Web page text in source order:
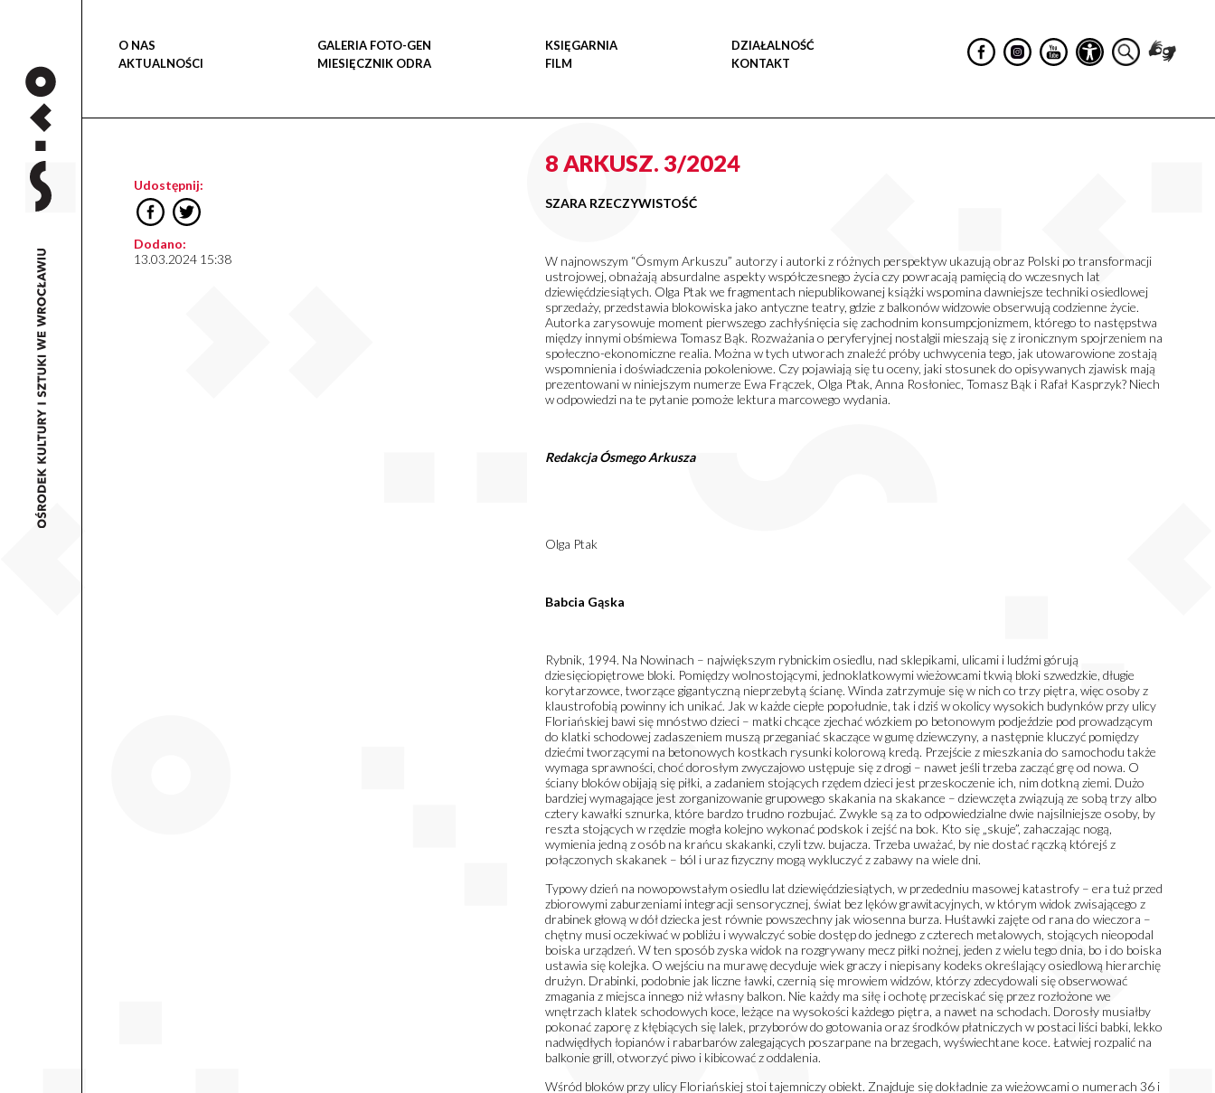
O NAS
AKTUALNOŚCI
GALERIA FOTO-GEN
MIESIĘCZNIK ODRA
KSIĘGARNIA
FILM
DZIAŁALNOŚĆ
KONTAKT
Udostępnij:
Dodano:
13.03.2024 15:38
8 ARKUSZ. 3/2024
SZARA RZECZYWISTOŚĆ
W najnowszym “Ósmym Arkuszu” autorzy i autorki z różnych perspektyw ukazują obraz Polski po transformacji
ustrojowej, obnażają absurdalne aspekty współczesnego życia czy powracają pamięcią do wczesnych lat
dziewięćdziesiątych. Olga Ptak we fragmentach niepublikowanej książki wspomina dawniejsze techniki osiedlowej
sprzedaży, przedstawia blokowiska jako antyczne teatry, gdzie z balkonów widzowie obserwują codzienne życie.
Autorka zarysowuje moment pierwszego zachłyśnięcia się zachodnim konsumpcjonizmem, którego to następstwa
między innymi obśmiewa Tomasz Bąk. Rozważania o peryferyjnej nostalgii mieszają się z ironicznym spojrzeniem na
społeczno-ekonomiczne realia. Można w tych utworach znaleźć próby uchwycenia tego, jak utowarowione zostają
wspomnienia i doświadczenia pokoleniowe. Czy pojawiają się tu oceny, jaki stosunek do opisywanych zjawisk mają
prezentowani w niniejszym numerze Ewa Frączek, Olga Ptak, Anna Rosłoniec, Tomasz Bąk i Rafał Kasprzyk? Niech
w odpowiedzi na te pytanie pomoże lektura marcowego wydania.
Redakcja Ósmego Arkusza
Olga Ptak
Babcia Gąska
Rybnik, 1994. Na Nowinach – największym rybnickim osiedlu, nad sklepikami, ulicami i ludźmi górują
dziesięciopiętrowe bloki. Pomiędzy wolnostojącymi, jednoklatkowymi wieżowcami tkwią bloki szwedzkie, długie
korytarzowce, tworzące gigantyczną nieprzebytą ścianę. Winda zatrzymuje się w nich co trzy piętra, więc osoby z
klaustrofobią powinny ich unikać. Jak w każde ciepłe popołudnie, tak i dziś w okolicy wysokich budynków przy ulicy
Floriańskiej bawi się mnóstwo dzieci – matki chcące zjechać wózkiem po betonowym podjeździe pod prowadzącym
do klatki schodowej zadaszeniem muszą przeganiać skaczące w gumę dziewczyny, a następnie kluczyć pomiędzy
dziećmi tworzącymi na betonowych kostkach rysunki kolorową kredą. Przejście z mieszkania do samochodu także
wymaga sprawności, choć dorosłym zwyczajowo ustępuje się z drogi – nawet jeśli trzeba zacząć grę od nowa. O
ściany bloków obijają się piłki, a zadaniem stojących rzędem dzieci jest przeskoczenie ich, nim dotkną ziemi. Dużo
bardziej wymagające jest zorganizowanie grupowego skakania na skakance – dziewczęta związują ze sobą trzy albo
cztery kawałki sznurka, które bardzo trudno rozbujać. Zwykle są za to odpowiedzialne dwie najsilniejsze osoby, by
reszta stojących w rzędzie mogła kolejno wykonać podskok i zejść na bok. Kto się „skuje”, zahaczając nogą,
wymienia jedną z osób na krańcu skakanki, czyli tzw. bujacza. Trzeba uważać, by nie dostać rączką którejś z
połączonych skakanek – ból i uraz fizyczny mogą wykluczyć z zabawy na wiele dni.
Typowy dzień na nowopowstałym osiedlu lat dziewięćdziesiątych, w przededniu masowej katastrofy – era tuż przed
zbiorowymi zaburzeniami integracji sensorycznej, świat bez lęków grawitacyjnych, w którym widok zwisającego z
drabinek głową w dół dziecka jest równie powszechny jak wiosenna burza. Huśtawki zajęte od rana do wieczora –
chętny musi oczekiwać w pobliżu i wywalczyć sobie dostęp do jednego z czterech metalowych, stojących nieopodal
boiska urządzeń. W ten sposób zyska widok na rozgrywany mecz piłki nożnej, jeden z wielu tego dnia, bo i do boiska
ustawia się kolejka. O wejściu na murawę decyduje wiek graczy i niepisany kodeks określający osiedlową hierarchię
drużyn. Drabinki, podobnie jak liczne ławki, czernią się mrowiem widzów, którzy zdecydowali się obserwować
zmagania z miejsca innego niż własny balkon. Nie każdy ma siłę i ochotę przeciskać się przez rozłożone we
wnętrzach klatek schodowych koce, leżące na wysokości każdego piętra, a nawet na schodach. Dorosły musiałby
pokonać zaporę z kłębiących się lalek, przyborów do gotowania oraz środków płatniczych w postaci liści babki, lekko
nadwiędłych łopianów i rabarbarów zalegających poszarpane na brzegach, wyświechtane koce. Łatwiej rozpalić na
balkonie grill, otworzyć piwo i kibicować z oddalenia.
Wśród bloków przy ulicy Floriańskiej stoi tajemniczy obiekt. Znajduje się dokładnie za wieżowcami o numerach 36 i